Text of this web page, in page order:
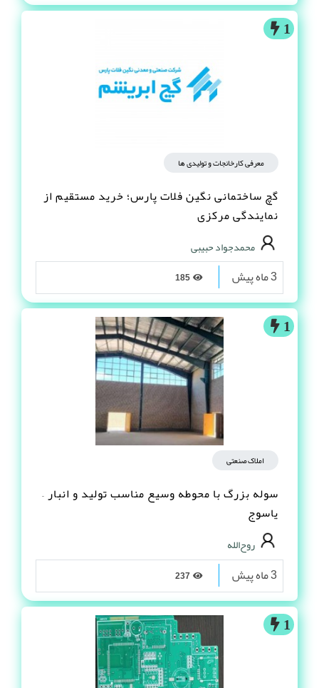
1
معرفی کارخانجات و تولیدی ها
گچ ساختمانی نگین فلات پارس؛ خرید مستقیم از
نمایندگی مرکزی
محمدجواد حبیبی
3 ماه پیش
1
املاک صنعتی
سوله بزرگ با محوطه وسیع مناسب تولید و انبار –
یاسوج
روح‌الله
3 ماه پیش
1